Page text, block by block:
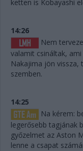
ketten is Kobayashi
14:26
Nem
valamit csináltak,
Nakajima jön vissza,
szemben.
14:25
Na kérem:
legerősebb tagjának
győzelmet az Aston
lenne a csapat